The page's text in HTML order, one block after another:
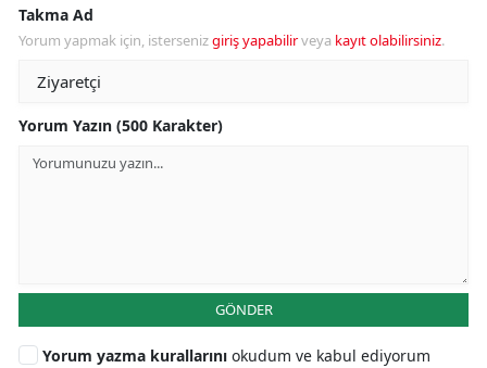
Takma Ad
Yorum yapmak için, istersenizgiriş yapabilirveya kayıt olabilirsiniz.
Yorum Yazın (500 Karakter)
GÖNDER
Yorum yazma kurallarını okudum ve kabul ediyorum